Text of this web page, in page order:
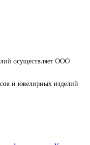
осуществляет ООО
и ювелирных изделий